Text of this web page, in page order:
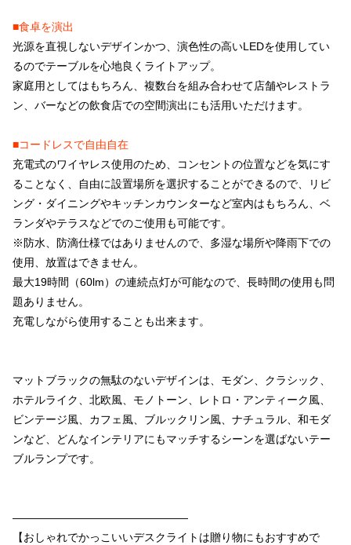
■食卓を演出
光源を直視しないデザインかつ、演色性の高いLEDを使用してい
るのでテーブルを心地良くライトアップ。
家庭用としてはもちろん、複数台を組み合わせて店舗やレストラ
ン、バーなどの飲食店での空間演出にも活用いただけます。
■コードレスで自由自在
充電式のワイヤレス使用のため、コンセントの位置などを気にす
ることなく、自由に設置場所を選択することができるので、リビ
ング・ダイニングやキッチンカウンターなど室内はもちろん、ベ
ランダやテラスなどでのご使用も可能です。
※防水、防滴仕様ではありませんので、多湿な場所や降雨下での
使用、放置はできません。
最大19時間（60lm）の連続点灯が可能なので、長時間の使用も問
題ありません。
充電しながら使用することも出来ます。
マットブラックの無駄のないデザインは、モダン、クラシック、
ホテルライク、北欧風、モノトーン、レトロ・アンティーク風、
ビンテージ風、カフェ風、ブルックリン風、ナチュラル、和モダ
ンなど、どんなインテリアにもマッチするシーンを選ばないテー
ブルランプです。
————————————————
【おしゃれでかっこいいデスクライトは贈り物にもおすすめで